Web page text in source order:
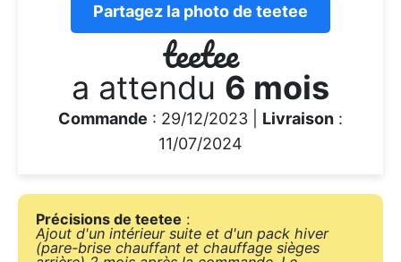
Partagez la photo de teetee
teetee
a attendu 6 mois
Commande : 29/12/2023 | Livraison :
11/07/2024
Précisions de teetee :
Ajout d'un intérieur suite et d'un pack hiver
(pare-brise chauffant et chauffage sièges